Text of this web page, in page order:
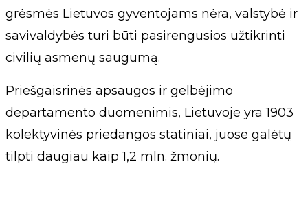
grėsmės Lietuvos gyventojams nėra, valstybė ir
savivaldybės turi būti pasirengusios užtikrinti
civilių asmenų saugumą.
Priešgaisrinės apsaugos ir gelbėjimo
departamento duomenimis, Lietuvoje yra 1903
kolektyvinės priedangos statiniai, juose galėtų
tilpti daugiau kaip 1,2 mln. žmonių.